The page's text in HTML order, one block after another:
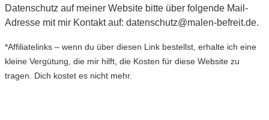
Datenschutz auf meiner Website bitte über folgende Mail-
Adresse mit mir Kontakt auf: datenschutz@malen-befreit.de.
*Affiliatelinks – wenn du über diesen Link bestellst, erhalte ich eine
kleine Vergütung, die mir hilft, die Kosten für diese Website zu
tragen. Dich kostet es nicht mehr.